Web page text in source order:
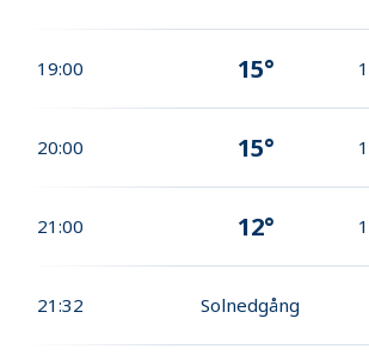
19:00 15°
20:00 15°
21:00 12°
21:32 Solnedgång